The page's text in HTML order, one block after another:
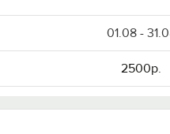
01.08 -
2500р.